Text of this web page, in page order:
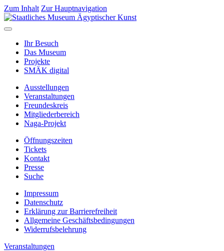
Zum Inhalt Zur Hauptnavigation
Ihr Besuch
Das Museum
Projekte
SMÄK digital
Ausstellungen
Veranstaltungen
Freundeskreis
Mitgliederbereich
Naga-Projekt
Öffnungszeiten
Tickets
Kontakt
Presse
Suche
Impressum
Datenschutz
Erklärung zur Barrierefreiheit
Allgemeine Geschäftsbedingungen
Widerrufsbelehrung
Veranstaltungen